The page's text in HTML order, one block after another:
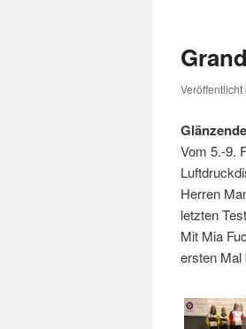
Veröffentlicht
Vom 5.-9.
Herren
letzten
Mit Mia
ersten Mal